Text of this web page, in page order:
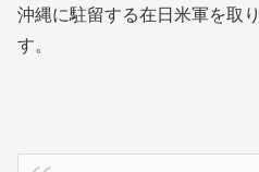
沖縄に駐留する在日米軍を取
す。